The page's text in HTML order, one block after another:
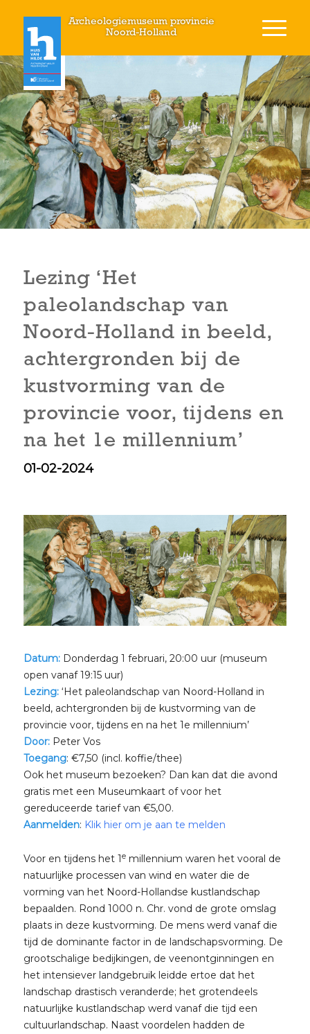
Archeologiemuseum provincie
Noord-Holland
Lezing ‘Het
paleolandschap van
Noord-Holland in beeld,
achtergronden bij de
kustvorming van de
provincie voor, tijdens en
na het 1e millennium’
01-02-2024
Datum: Donderdag 1 februari, 20:00 uur (museum
open vanaf 19:15 uur)
Lezing: ‘Het paleolandschap van Noord-Holland in
beeld, achtergronden bij de kustvorming van de
provincie voor, tijdens en na het 1e millennium’
Door:Peter Vos
Toegang: €7,50 (incl. koffie/thee)
Ook het museum bezoeken? Dan kan dat die avond
gratis met een Museumkaart of voor het
gereduceerde tarief van €5,00.
Aanmelden: Klik hier om je aan te melden
Voor en tijdens het 1emillennium waren het vooral de
natuurlijke processen van wind en water die de
vorming van het Noord-Hollandse kustlandschap
bepaalden. Rond 1000 n. Chr. vond de grote omslag
plaats in deze kustvorming. De mens werd vanaf die
tijd de dominante factor in de landschapsvorming. De
grootschalige bedijkingen, de veenontginningen en
het intensiever landgebruik leidde ertoe dat het
landschap drastisch veranderde; het grotendeels
natuurlijke kustlandschap werd vanaf die tijd een
cultuurlandschap. Naast voordelen hadden de